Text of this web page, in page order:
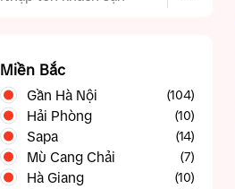
Miền Bắc
Gần Hà Nội (104)
Ba Vì (5)
Bắc Ninh (5)
Chương Mỹ (4)
Gia Lâm (3)
Hải Phòng (10)
Sapa (14)
Mù Cang Chải (7)
Hà Giang (10)